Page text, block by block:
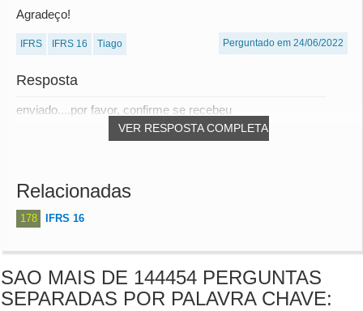
Agradeço!
IFRS IFRS 16 Tiago Perguntado em 24/06/2022
Resposta
VER RESPOSTA COMPLETA
enviado....por favor, confirme se recebeu
Relacionadas
178 IFRS 16
SAO MAIS DE 144454 PERGUNTAS
SEPARADAS POR PALAVRA CHAVE: